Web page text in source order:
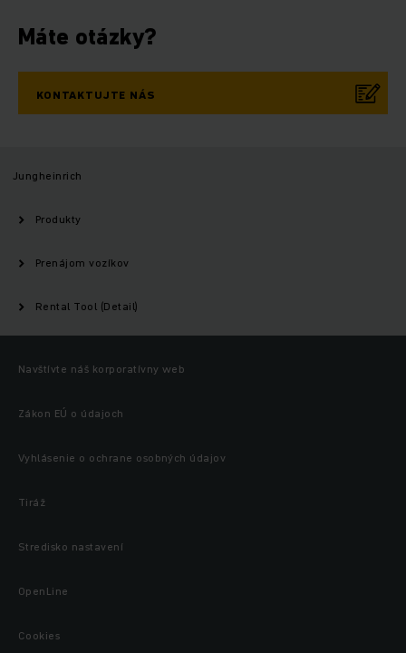
Máte otázky?
KONTAKTUJTE NÁS
Jungheinrich
Produkty
Prenájom vozíkov
Rental Tool (Detail)
Navštívte náš korporatívny web
Zákon EÚ o údajoch
Vyhlásenie o ochrane osobných údajov
Tiráž
Stredisko nastavení
OpenLine
Cookies